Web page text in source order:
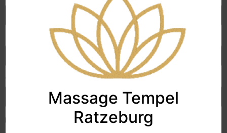
Massage Tempel
Ratzeburg
E-Mail-Adresse